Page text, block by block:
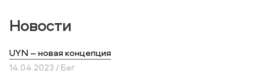
Новости
UYN – новая концепция
14.04.2023 / Бег